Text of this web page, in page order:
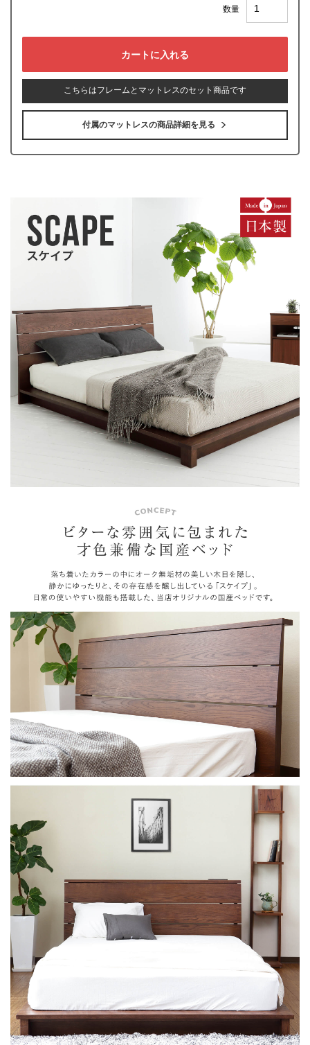
数量
こちらはフレームとマットレスのセット商品です
付属のマットレスの商品詳細を見る